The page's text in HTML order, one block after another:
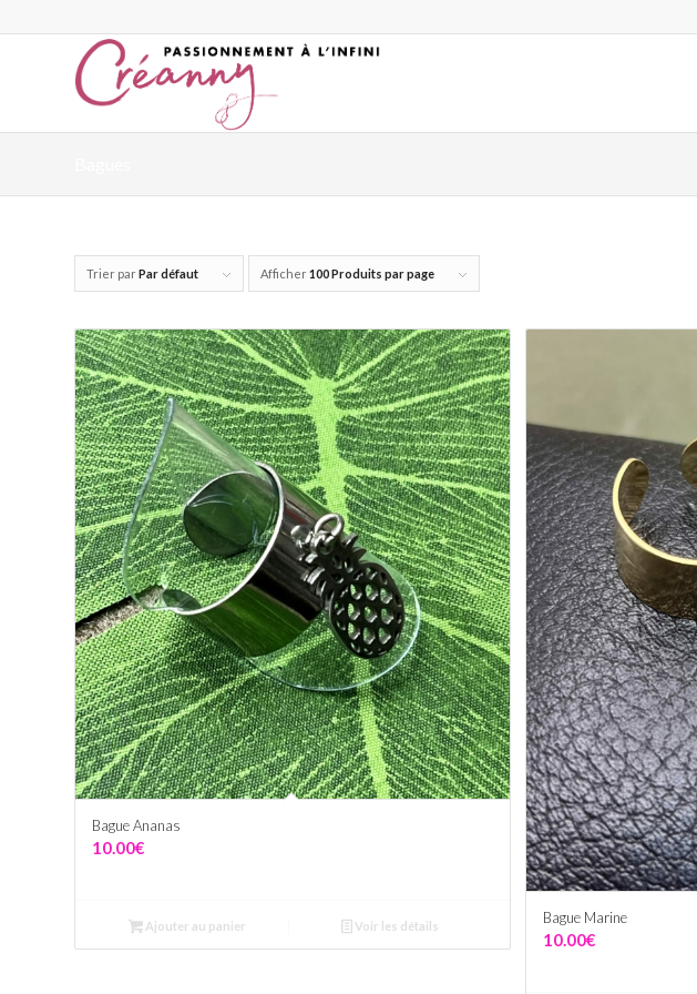
Trier parPar défaut Afficher100 Produits par page
Bague Ananas
10.00€
Ajouter au panier Voir les détails
Bague Marine
10.00€